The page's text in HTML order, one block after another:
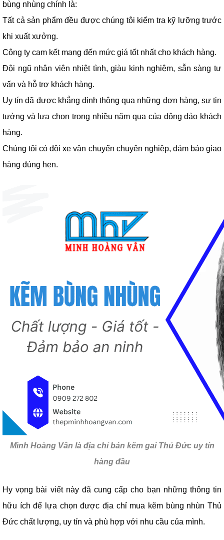
bùng nhùng chính là:
Tất cả sản phẩm đều được chúng tôi kiểm tra kỹ lưỡng trước
khi xuất xưởng.
Công ty cam kết mang đến mức giá tốt nhất cho khách hàng.
Đội ngũ nhân viên nhiệt tình, giàu kinh nghiệm, sẵn sàng tư
vấn và hỗ trợ khách hàng.
Uy tín đã được khẳng định thông qua những đơn hàng, sự tin
tưởng và lựa chọn trong nhiều năm qua của đông đảo khách
hàng.
Chúng tôi có đội xe vận chuyển chuyên nghiệp, đảm bảo giao
hàng đúng hẹn.
Mình Hoàng Vân là địa chỉ bán kẽm gai Thủ Đức uy tín
hàng đầu
Hy vọng bài viết này đã cung cấp cho bạn những thông tin
hữu ích để lựa chọn được địa chỉ mua kẽm bùng nhùn Thủ
Đức chất lượng, uy tín và phù hợp với nhu cầu của mình.